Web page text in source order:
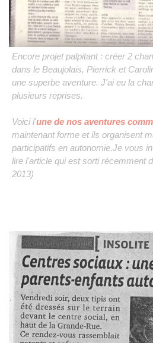
Encore projet palpitant : créer 2
dans le Beaujolais, Pierrick et
une superbe aventure. J'ai eu la
plusieurs reprises.
Voici l'une de nos aventures
maintenant forme et ils organisent
participatifs en autonomie.Je vous
lire l'article qui est sorti récemment
2013)